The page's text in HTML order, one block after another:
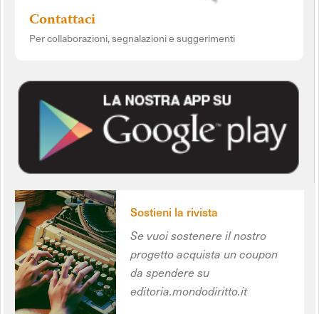
Contattaci
Per collaborazioni, segnalazioni e suggerimenti
Sostieni la rivista
Se vuoi sostenere il nostro
progetto acquista un coupon
da spendere su
editoria.mondodiritto.it